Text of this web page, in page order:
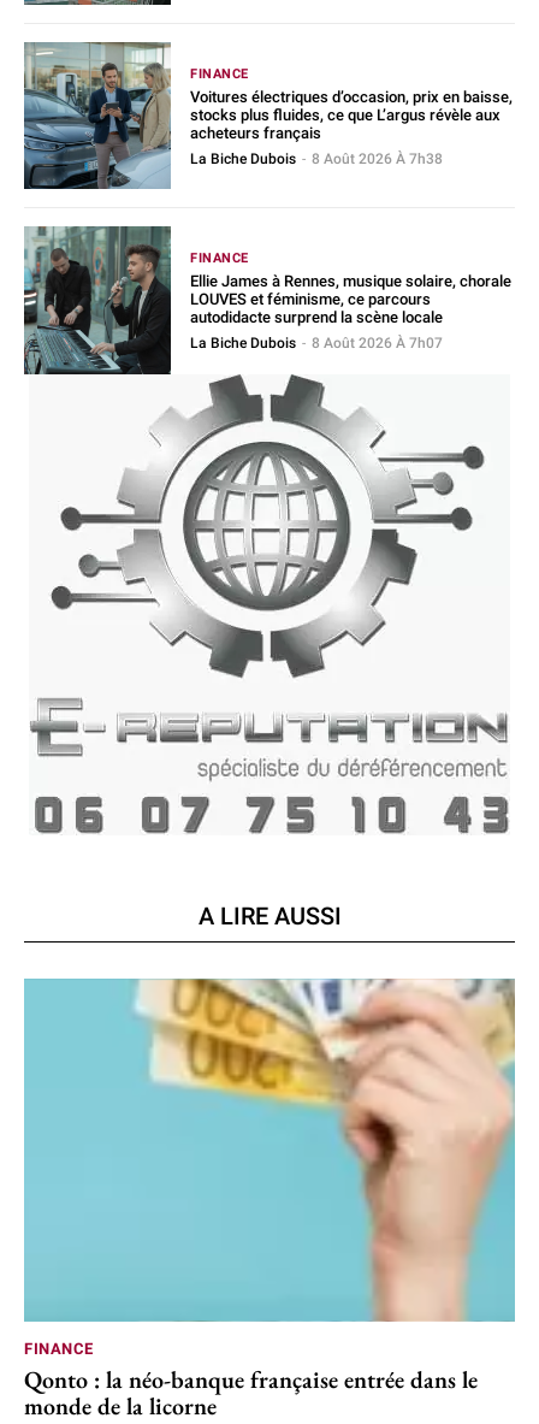
FINANCE
Voitures électriques d’occasion, prix en baisse,
stocks plus fluides, ce que L’argus révèle aux
acheteurs français
La Biche Dubois - 8 Août 2026 À 7h38
FINANCE
Ellie James à Rennes, musique solaire, chorale
LOUVES et féminisme, ce parcours
autodidacte surprend la scène locale
La Biche Dubois - 8 Août 2026 À 7h07
A LIRE AUSSI
FINANCE
Qonto : la néo-banque française entrée dans le
monde de la licorne